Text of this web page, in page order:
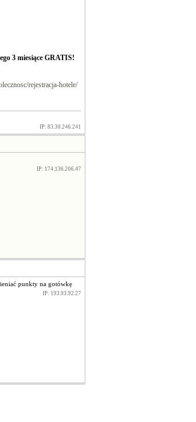
3 miesiące GRATIS!
rejestracja-hotele/
IP: 83.30.246.241
IP: 174.136.206.47
punkty na gotówkę
IP: 193.93.92.27